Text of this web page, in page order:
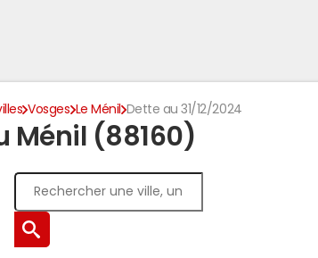
Vosges Le Ménil Dette au 31/12/2024
Ménil (88160)